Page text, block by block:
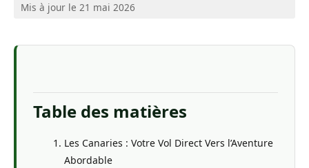
Mis à jour le 21 mai 2026
Table des matières
Les Canaries : Votre Vol Direct Vers l’Aventure
Abordable